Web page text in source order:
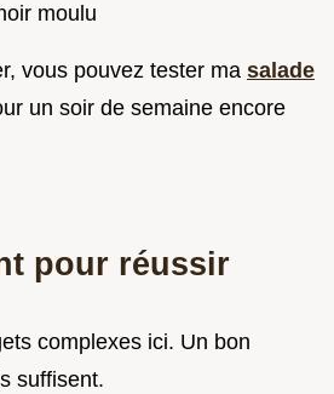
moulu
vous pouvez tester ma salade
un soir de semaine encore
pour réussir
complexes ici. Un bon
suffisent.